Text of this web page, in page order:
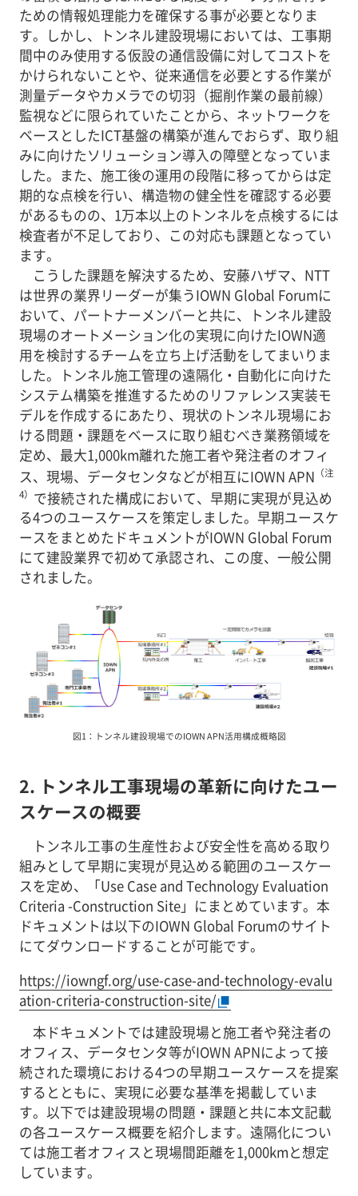
ための情報処理能力を確保する事が必要となりま
す。しかし、トンネル建設現場においては、工事期
間中のみ使用する仮設の通信設備に対してコストを
かけられないことや、従来通信を必要とする作業が
測量データやカメラでの切羽（掘削作業の最前線）
監視などに限られていたことから、ネットワークを
ベースとしたICT基盤の構築が進んでおらず、取り組
みに向けたソリューション導入の障壁となっていま
した。また、施工後の運用の段階に移ってからは定
期的な点検を行い、構造物の健全性を確認する必要
があるものの、1万本以上のトンネルを点検するには
検査者が不足しており、この対応も課題となってい
ます。
こうした課題を解決するため、安藤ハザマ、NTT
は世界の業界リーダーが集うIOWN Global Forumに
おいて、パートナーメンバーと共に、トンネル建設
現場のオートメーション化の実現に向けたIOWN適
用を検討するチームを立ち上げ活動をしてまいりま
した。トンネル施工管理の遠隔化・自動化に向けた
システム構築を推進するためのリファレンス実装モ
デルを作成するにあたり、現状のトンネル現場にお
ける問題・課題をベースに取り組むべき業務領域を
定め、最大1,000km離れた施工者や発注者のオフィ
ス、現場、データセンタなどが相互にIOWN APN （注
4） で接続された構成において、早期に実現が見込め
る4つのユースケースを策定しました。早期ユースケ
ースをまとめたドキュメントがIOWN Global Forum
にて建設業界で初めて承認され、この度、一般公開
されました。
図1：トンネル建設現場でのIOWN APN活用構成概略図
2. トンネル工事現場の革新に向けたユー
スケースの概要
トンネル工事の生産性および安全性を高める取り
組みとして早期に実現が見込める範囲のユースケー
スを定め、「Use Case and Technology Evaluation
Criteria -Construction Site」にまとめています。本
ドキュメントは以下のIOWN Global Forumのサイト
にてダウンロードすることが可能です。
https://iowngf.org/use-case-and-technology-evalu
ation-criteria-construction-site/
本ドキュメントでは建設現場と施工者や発注者の
オフィス、データセンタ等がIOWN APNによって接
続された環境における4つの早期ユースケースを提案
するとともに、実現に必要な基準を掲載していま
す。以下では建設現場の問題・課題と共に本文記載
の各ユースケース概要を紹介します。遠隔化につい
ては施工者オフィスと現場間距離を1,000kmと想定
しています。